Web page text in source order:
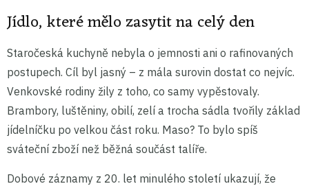
Jídlo, které mělo zasytit na celý den
Staročeská kuchyně nebyla o jemnosti ani o rafinovaných
postupech. Cíl byl jasný – z mála surovin dostat co nejvíc.
Venkovské rodiny žily z toho, co samy vypěstovaly.
Brambory, luštěniny, obilí, zelí a trocha sádla tvořily základ
jídelníčku po velkou část roku. Maso? To bylo spíš
sváteční zboží než běžná součást talíře.
Dobové záznamy z 20. let minulého století ukazují, že